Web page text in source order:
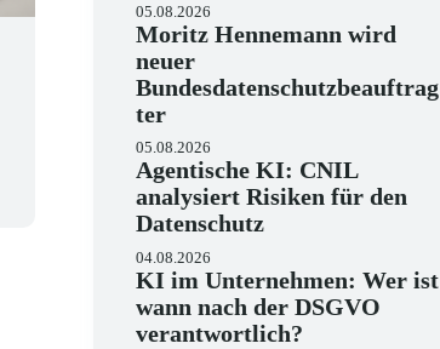
05.08.2026
Moritz Hennemann wird
neuer
Bundesdatenschutzbeauftrag
ter
05.08.2026
Agentische KI: CNIL
analysiert Risiken für den
Datenschutz
04.08.2026
KI im Unternehmen: Wer ist
wann nach der DSGVO
verantwortlich?